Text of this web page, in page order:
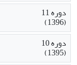
دوره 11
(1396)
دوره 10
(1395)